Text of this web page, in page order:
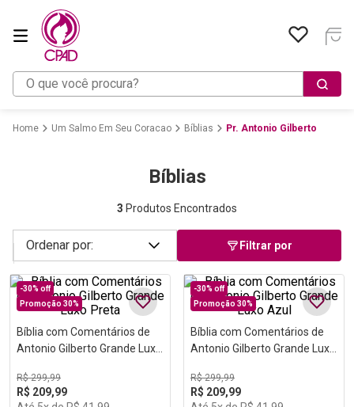
O que você procura?
Um Salmo Em Seu Coracao Bíblias Pr. Antonio Gilberto
Bíblias
3 Produtos Encontrados
Filtrar por
-30% off
Promoção 30%
Bíblia com Comentários de
Antonio Gilberto Grande Luxo
R$ 299,99
R$ 209,99
-30% off
Promoção 30%
Bíblia com Comentários de
Antonio Gilberto Grande Luxo
R$ 299,99
R$ 209,99